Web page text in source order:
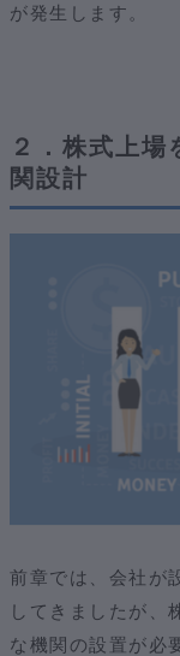
が発生します。
２．株式上場
関設計
前章では、会社が
してきましたが、
な機関の設置が必